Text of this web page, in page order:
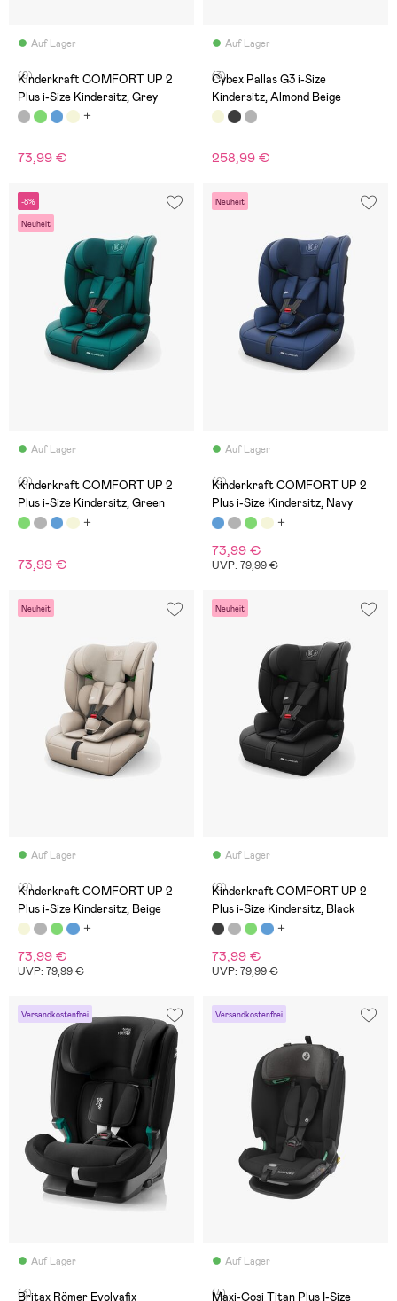
Auf Lager
(0)
Kinderkraft COMFORT UP 2
Plus i-Size Kindersitz, Grey
73,99 €
Auf Lager
(3)
Cybex Pallas G3 i-Size
Kindersitz, Almond Beige
258,99 €
-8%
Neuheit
Auf Lager
(0)
Kinderkraft COMFORT UP 2
Plus i-Size Kindersitz, Green
73,99 €
Neuheit
Auf Lager
(0)
Kinderkraft COMFORT UP 2
Plus i-Size Kindersitz, Navy
73,99 €
UVP: 79,99 €
Neuheit
Auf Lager
(0)
Kinderkraft COMFORT UP 2
Plus i-Size Kindersitz, Beige
73,99 €
UVP: 79,99 €
Neuheit
Auf Lager
(0)
Kinderkraft COMFORT UP 2
Plus i-Size Kindersitz, Black
73,99 €
UVP: 79,99 €
Versandkostenfrei
Auf Lager
(3)
Britax Römer Evolvafix
Versandkostenfrei
Auf Lager
(4)
Maxi-Cosi Titan Plus I-Size